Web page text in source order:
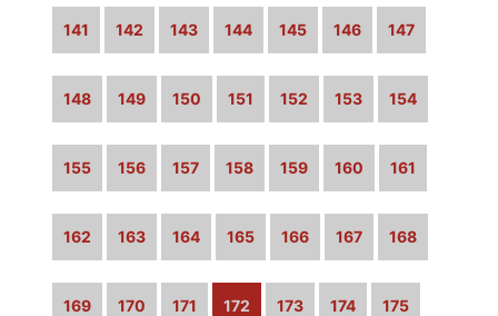
141 142 143 144 145 146 147
148 149 150 151 152 153 154
155 156 157 158 159 160 161
162 163 164 165 166 167 168
169 170 171 172 173 174 175